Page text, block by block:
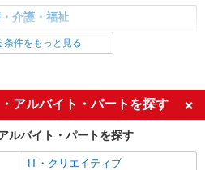
介護・福祉
ミドル（40代～）活躍中
車通勤OK
社会保険あり
条件をもっと見る
アルバイト・パートを探す
ルバイト・パートを探す
IT・クリエイティブ